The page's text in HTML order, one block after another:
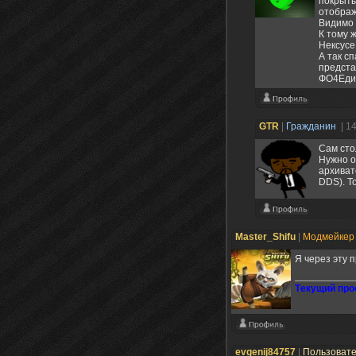
Видимо
К тому
А так
GTR Гражданин
|
Сам
Нужно
DDS).
Master_Shifu
Модмейкер
Я через эту
Tекущий
evgenij84757